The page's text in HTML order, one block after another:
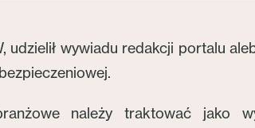
wywiadu redakcji portalu
należy traktować jako